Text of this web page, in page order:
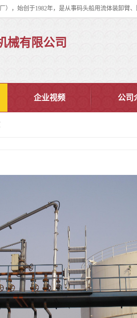
械有限公司
企业视频 公司